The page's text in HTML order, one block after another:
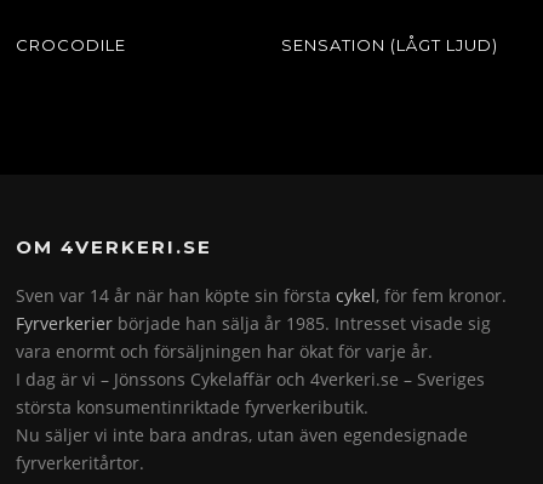
CROCODILE SENSATION (LÅGT LJUD)
OM 4VERKERI.SE
Sven var 14 år när han köpte sin förstacykel, för fem kronor.
Fyrverkerier började han sälja år 1985. Intresset visade sig
vara enormt och försäljningen har ökat för varje år.
I dag är vi – Jönssons Cykelaffär och 4verkeri.se – Sveriges
största konsumentinriktade fyrverkeributik.
Nu säljer vi inte bara andras, utan även egendesignade
fyrverkeritårtor.